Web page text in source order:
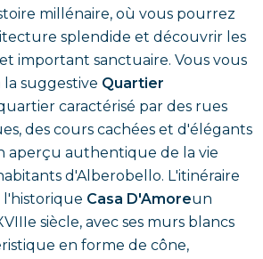
millénaire, où vous pourrez
splendide et découvrir les
important sanctuaire. Vous vous
suggestive Quartier
caractérisé par des rues
des cours cachées et d'élégants
aperçu authentique de la vie
d'Alberobello. L'itinéraire
Casa D'Amoreun
siècle, avec ses murs blancs
en forme de cône,